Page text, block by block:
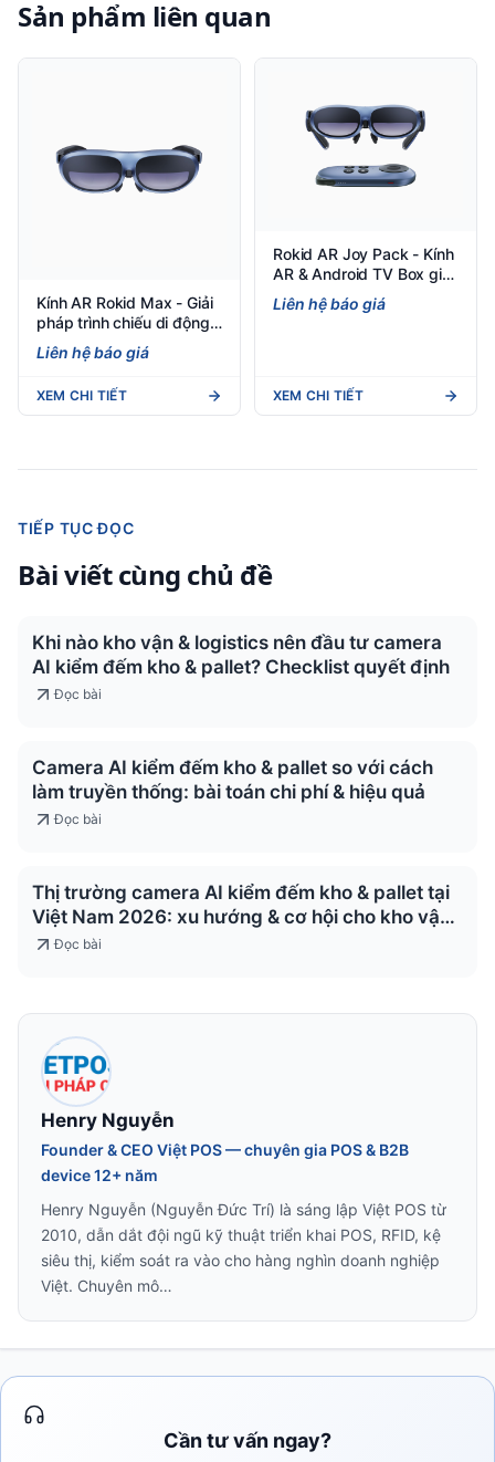
Sản phẩm liên quan
Kính AR Rokid Max - Giải
pháp trình chiếu di động
cho doanh nghiệp
Liên hệ báo giá
XEM CHI TIẾT
Rokid AR Joy Pack - Kính
AR & Android TV Box giải
trí di động
Liên hệ báo giá
XEM CHI TIẾT
TIẾP TỤC ĐỌC
Bài viết cùng chủ đề
Khi nào kho vận & logistics nên đầu tư camera
AI kiểm đếm kho & pallet? Checklist quyết định
Đọc bài
Camera AI kiểm đếm kho & pallet so với cách
làm truyền thống: bài toán chi phí & hiệu quả
Đọc bài
Thị trường camera AI kiểm đếm kho & pallet tại
Việt Nam 2026: xu hướng & cơ hội cho kho vận
& logistics
Đọc bài
Henry Nguyễn
Founder & CEO Việt POS — chuyên gia POS & B2B
device 12+ năm
Henry Nguyễn (Nguyễn Đức Trí) là sáng lập Việt POS từ
2010, dẫn dắt đội ngũ kỹ thuật triển khai POS, RFID, kệ
siêu thị, kiểm soát ra vào cho hàng nghìn doanh nghiệp
Việt. Chuyên mô…
Cần tư vấn ngay?